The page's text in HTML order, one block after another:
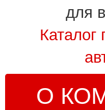
для
Каталог
О